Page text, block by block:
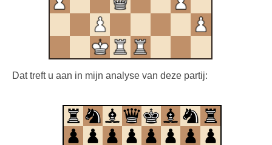
Dat treft u aan in mijn analyse van deze partij: